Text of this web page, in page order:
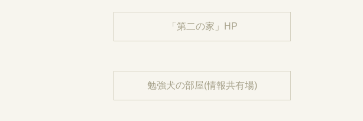
「第二の家」HP
勉強犬の部屋(情報共有場)